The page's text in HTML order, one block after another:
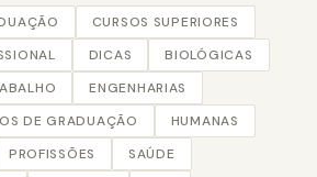
CURSOS SUPERIORES
DICAS
BIOLÓGICAS
ENGENHARIAS
DE GRADUAÇÃO
HUMANAS
PROFISSÕES
SAÚDE